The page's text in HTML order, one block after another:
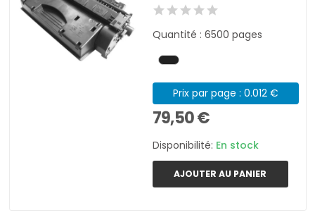
Quantité : 6500 pages
Prix par page : 0.012 €
79,50 €
Disponibilité: En stock
AJOUTER AU PANIER